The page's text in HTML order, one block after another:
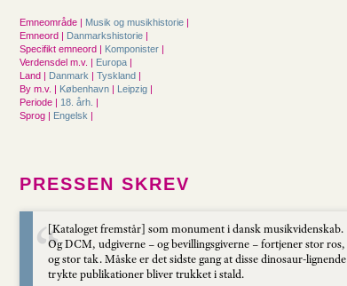
Emneområde | Musik og musikhistorie |
Emneord | Danmarkshistorie |
Specifikt emneord | Komponister |
Verdensdel m.v. | Europa |
Land | Danmark | Tyskland |
By m.v. | København | Leipzig |
Periode | 18. årh. |
Sprog | Engelsk |
PRESSEN SKREV
[Kataloget fremstår] som monument i dansk musikvidenskab.
Og DCM, udgiverne – og bevillingsgiverne – fortjener stor ros,
og stor tak. Måske er det sidste gang at disse dinosaur-lignende
trykte publikationer bliver trukket i stald.